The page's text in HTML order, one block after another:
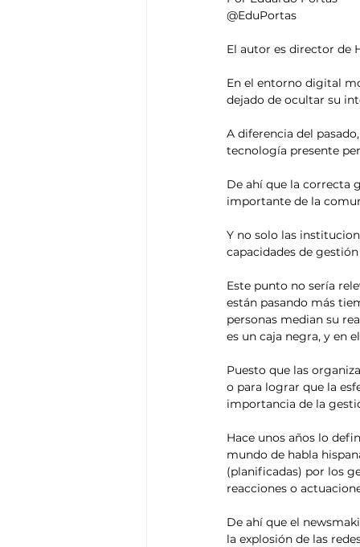
@EduPortas
El autor es director de
En el entorno digital
dejado de ocultar su
A diferencia del
tecnología presente
De ahí que la correcta
importante de la
Y no solo las
capacidades de
Este punto no sería
están pasando más
personas median su
es un caja negra, y en
Puesto que las
o para lograr que la
importancia de la
Hace unos años lo
mundo de habla
(planificadas) por los
reacciones o
De ahí que el
la explosión de las